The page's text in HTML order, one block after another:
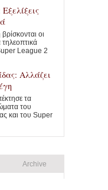
οι
τηλεοπτικά
League 2
Αλλάζει
τα
του
και του Super
Archive